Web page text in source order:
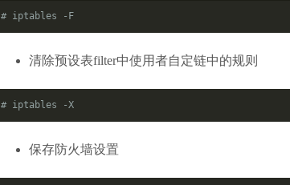
# iptables -F
清除预设表filter中使用者自定链中的规则
# iptables -X
保存防火墙设置